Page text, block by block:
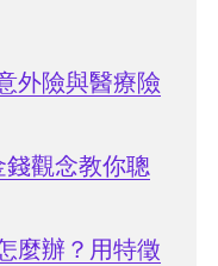
外險與醫療險
觀念教你聰
麼辦？用特徵